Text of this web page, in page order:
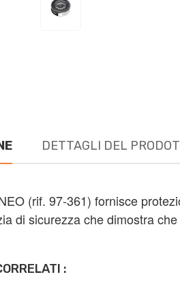
DETTAGLI DEL
(rif. 97-361) fornisce
di sicurezza che dimostra
: